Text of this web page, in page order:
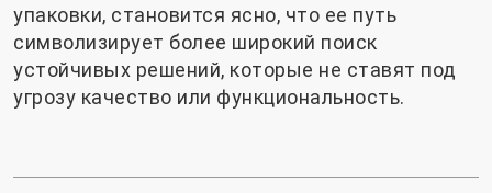
упаковки, становится ясно, что ее путь
символизирует более широкий поиск
устойчивых решений, которые не ставят под
угрозу качество или функциональность.